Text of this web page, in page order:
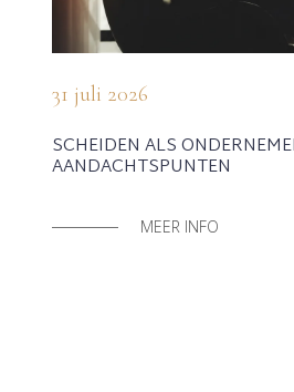
31 juli 2026
SCHEIDEN ALS
AANDACHTSPUNTEN
MEER INFO